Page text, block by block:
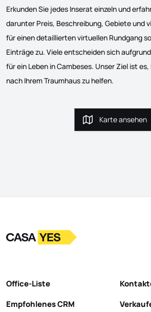
Erkunden Sie jedes Inserat einzeln und
darunter Preis, Beschreibung, Gebiete und
für einen detaillierten virtuellen Rundgang
Einträge zu. Viele entscheiden sich
für ein Leben in Cambeses. Unser Ziel ist
nach Ihrem Traumhaus zu helfen.
Karte
Karte ansehen
LogoZur Startseite
Office-Liste
Empfohlenes CRM